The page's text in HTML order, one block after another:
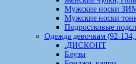
Мужские носки
Мужские носки
Подростковые
Одежда девочкам (92-
.ДИСКОНТ
Блузы